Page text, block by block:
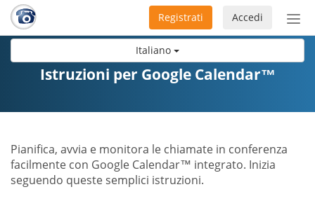
Italiano
Accedi
Registrati
Istruzioni per Google Calendar™
Pianifica, avvia e monitora le chiamate in conferenza
facilmente con Google Calendar™ integrato. Inizia
seguendo queste semplici istruzioni.